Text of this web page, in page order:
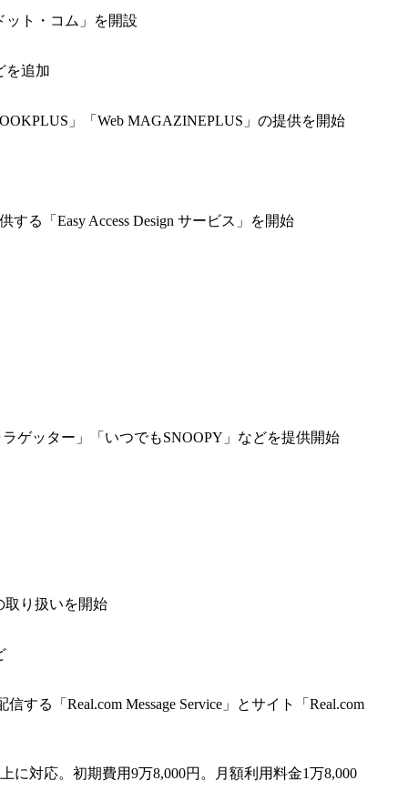
ット・コム」を開設
を追加
」「Web MAGAZINEPLUS」の提供を開始
る「Easy Access Design サービス」を開始
ゲッター」「いつでもSNOOPY」などを提供開始
取り扱いを開始
る「Real.com Message Service」とサイト「Real.com
対応。初期費用9万8,000円。月額利用料金1万8,000